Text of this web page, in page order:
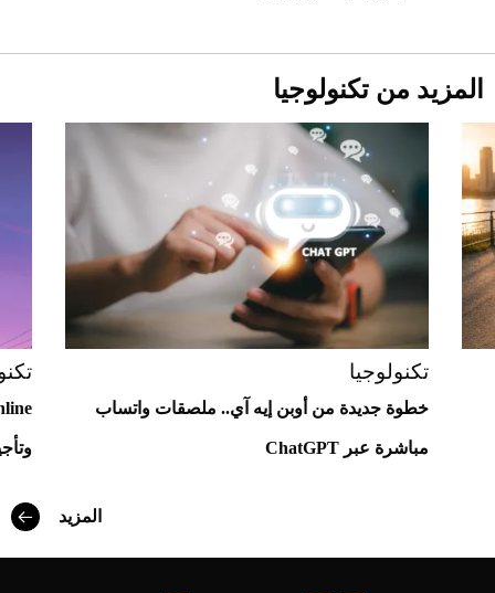
Aston Martin Valiant: على هوى الأبطال
المزيد من تكنولوجيا
تكنولوجيا
خطوة جديدة من أوبن إيه آي.. ملصقات واتساب
مباشرة عبر ChatGPT
المزيد